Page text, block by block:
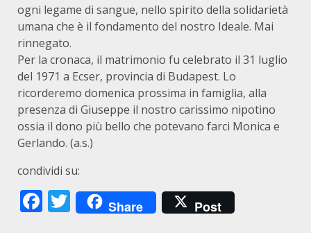
ogni legame di sangue, nello spirito della solidarietà
umana che è il fondamento del nostro Ideale. Mai
rinnegato.
Per la cronaca, il matrimonio fu celebrato il 31 luglio
del 1971 a Ecser, provincia di Budapest. Lo
ricorderemo domenica prossima in famiglia, alla
presenza di Giuseppe il nostro carissimo nipotino
ossia il dono più bello che potevano farci Monica e
Gerlando. (a.s.)
condividi su:
Facebook
Twitter
Share Post